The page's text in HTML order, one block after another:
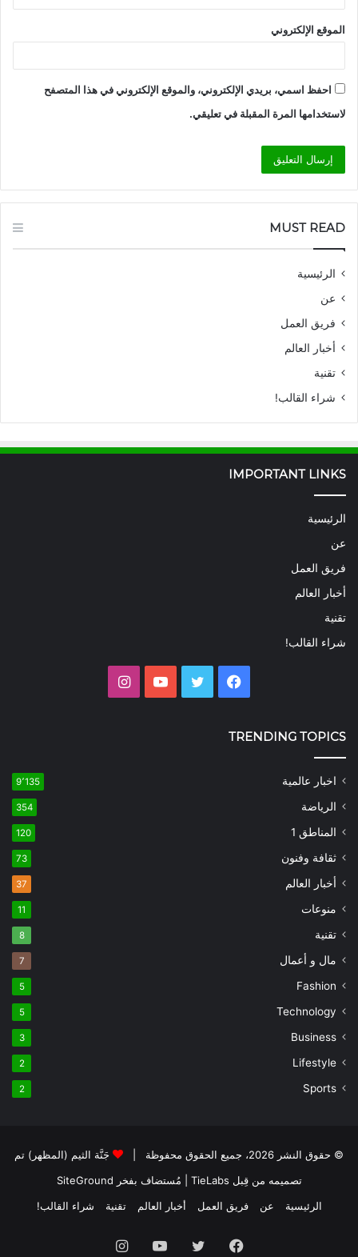
الموقع الإلكتروني
احفظ اسمي، بريدي الإلكتروني، والموقع الإلكتروني في هذا المتصفح
لاستخدامها المرة المقبلة في تعليقي.
MUST READ
الرئيسية
عن
فريق العمل
أخبار العالم
تقنية
شراء القالب!
IMPORTANT LINKS
الرئيسية
عن
فريق العمل
أخبار العالم
تقنية
شراء القالب!
فيسبوك تويتر يوتيوب
TRENDING TOPICS
اخبار عالمية 9٬135
الرياضة 354
المناطق 1 120
ثقافة وفنون 73
أخبار العالم 37
منوعات 11
تقنية 8
مال و أعمال 7
Fashion
5
Technology
5
Business
3
Lifestyle
2
Sports
2
© حقوق النشر 2026، جميع الحقوق محفوظة |
جَنَّة الثيم (المظهر) تم
تصميمه من قِبل TieLabs
| مُستضاف بفخر SiteGround
الرئيسية
عن فريق العمل أخبار العالم تقنية شراء القالب!
فيسبوك تويتر يوتيوب